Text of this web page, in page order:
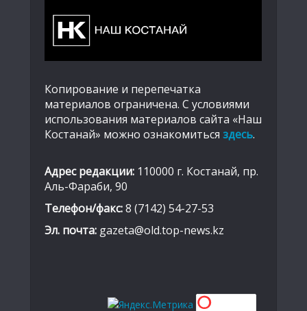
Копирование и перепечатка
материалов ограничена. С условиями
использования материалов сайта «Наш
Костанай» можно ознакомиться здесь.
Адрес редакции: 110000 г. Костанай, пр.
Аль-Фараби, 90
Телефон/факс:8 (7142) 54-27-53
Эл. почта: gazeta@old.top-news.kz